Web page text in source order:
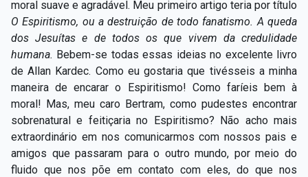
moral suave e agradável. Meu primeiro artigo teria por título
O Espiritismo, ou a destruição de todo fanatismo. A queda
dos Jesuítas e de todos os que vivem da credulidade
humana. Bebem-se todas essas ideias no excelente livro
de Allan Kardec. Como eu gostaria que tivésseis a minha
maneira de encarar o Espiritismo! Como faríeis bem à
moral! Mas, meu caro Bertram, como pudestes encontrar
sobrenatural e feitiçaria no Espiritismo? Não acho mais
extraordinário em nos comunicarmos com nossos pais e
amigos que passaram para o outro mundo, por meio do
fluido que nos põe em contato com eles, do que nos